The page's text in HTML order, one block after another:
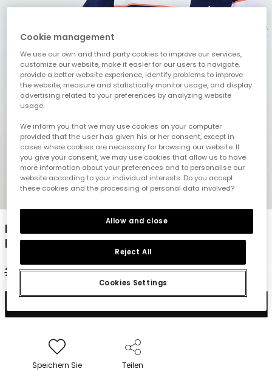
2 3 4 5
Pullover für Jungen mit Streifenmuster in
Blau, Grün und Rot.
22,95 € 10,95 €
Speichern Sie Teilen
Cookie management
We use our own and third party cookies to improve our services,
customize our website, make it easier for our users to navigate,
provide a better website experience, identify problems to improve
the website, measure and statistically monitor usage, and display
advertising related to your preferences by analyzing website
usage.
We inform you that we may use cookies on your computer
provided that the user has given his or her consent, except in
cases where cookies are necessary for browsing our website. If
you give your consent, we may use cookies that allow us to have
more information about your preferences and to personalise our
website according to your individual interests. Do you accept
these cookies and the processing of personal data involved?
Cookies Settings
Reject All
Allow and close